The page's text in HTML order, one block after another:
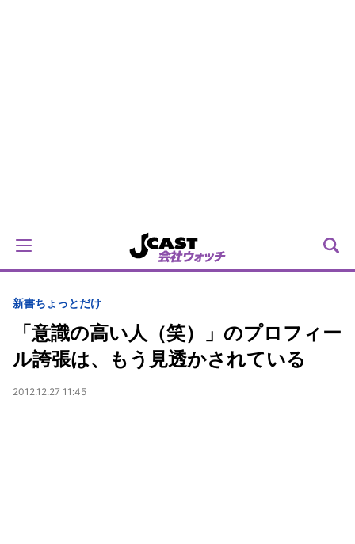
新書ちょっとだけ
「意識の高い人（笑）」のプロフィー
ル誇張は、もう見透かされている
2012.12.27 11:45